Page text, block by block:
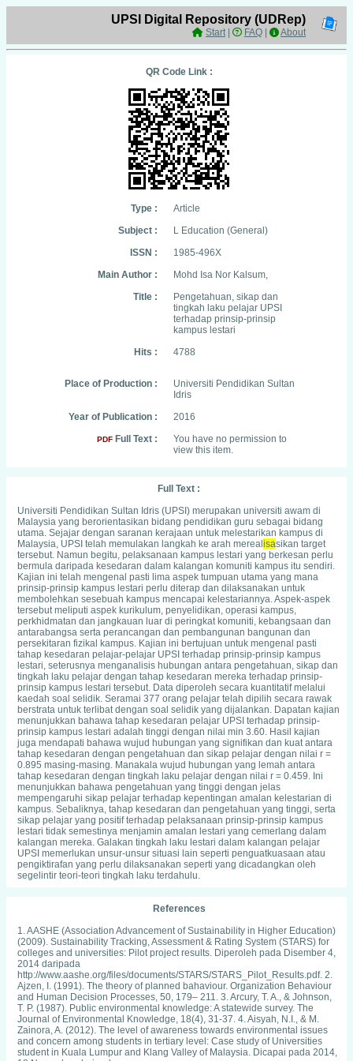
UPSI Digital Repository (UDRep)
Start| FAQ About
QR Code Link :
Type :
Article
Subject :
L Education (General)
ISSN :
1985-496X
Main Author :
Mohd Isa Nor Kalsum,
Title :
Pengetahuan, sikap dan
tingkah laku pelajar UPSI
terhadap prinsip-prinsip
kampus lestari
Hits :
4788
Place of Production :
Universiti Pendidikan Sultan
Idris
Year of Publication :
2016
PDF Full Text :
You have no permission to
view this item.
Full Text :
Universiti Pendidikan Sultan Idris (UPSI) merupakan universiti awam di
Malaysia yang berorientasikan bidang pendidikan guru sebagai bidang
utama. Sejajar dengan saranan kerajaan untuk melestarikan kampus di
Malaysia, UPSI telah memulakan langkah ke arah mereal isasikan target
tersebut. Namun begitu, pelaksanaan kampus lestari yang berkesan perlu
bermula daripada kesedaran dalam kalangan komuniti kampus itu sendiri.
Kajian ini telah mengenal pasti lima aspek tumpuan utama yang mana
prinsip-prinsip kampus lestari perlu diterap dan dilaksanakan untuk
membolehkan sesebuah kampus mencapai kelestariannya. Aspek-aspek
tersebut meliputi aspek kurikulum, penyelidikan, operasi kampus,
perkhidmatan dan jangkauan luar di peringkat komuniti, kebangsaan dan
antarabangsa serta perancangan dan pembangunan bangunan dan
persekitaran fizikal kampus. Kajian ini bertujuan untuk mengenal pasti
tahap kesedaran pelajar-pelajar UPSI terhadap prinsip-prinsip kampus
lestari, seterusnya menganalisis hubungan antara pengetahuan, sikap dan
tingkah laku pelajar dengan tahap kesedaran mereka terhadap prinsip-
prinsip kampus lestari tersebut. Data diperoleh secara kuantitatif melalui
kaedah soal selidik. Seramai 377 orang pelajar telah dipilih secara rawak
berstrata untuk terlibat dengan soal selidik yang dijalankan. Dapatan kajian
menunjukkan bahawa tahap kesedaran pelajar UPSI terhadap prinsip-
prinsip kampus lestari adalah tinggi dengan nilai min 3.60. Hasil kajian
juga mendapati bahawa wujud hubungan yang signifikan dan kuat antara
tahap kesedaran dengan pengetahuan dan sikap pelajar dengan nilai r =
0.895 masing-masing. Manakala wujud hubungan yang lemah antara
tahap kesedaran dengan tingkah laku pelajar dengan nilai r = 0.459. Ini
menunjukkan bahawa pengetahuan yang tinggi dengan jelas
mempengaruhi sikap pelajar terhadap kepentingan amalan kelestarian di
kampus. Sebaliknya, tahap kesedaran dan pengetahuan yang tinggi, serta
sikap pelajar yang positif terhadap pelaksanaan prinsip-prinsip kampus
lestari tidak semestinya menjamin amalan lestari yang cemerlang dalam
kalangan mereka. Galakan tingkah laku lestari dalam kalangan pelajar
UPSI memerlukan unsur-unsur situasi lain seperti penguatkuasaan atau
pengiktirafan yang perlu dilaksanakan seperti yang dicadangkan oleh
segelintir teori-teori tingkah laku terdahulu.
References
1. AASHE (Association Advancement of Sustainability in Higher Education)
(2009). Sustainability Tracking, Assessment & Rating System (STARS) for
colleges and universities: Pilot project results. Diperoleh pada Disember 4,
2014 daripada
http://www.aashe.org/files/documents/STARS/STARS_Pilot_Results.pdf. 2.
Ajzen, I. (1991). The theory of planned bahaviour. Organization Behaviour
and Human Decision Processes, 50, 179– 211. 3. Arcury, T. A., & Johnson,
T. P. (1987). Public environmental knowledge: A statewide survey. The
Journal of Environmental Knowledge, 18(4), 31-37. 4. Aisyah, N.I., & M.
Zainora, A. (2012). The level of awareness towards environmental issues
and concern among students in tertiary level: Case study of Universities
student in Kuala Lumpur and Klang Valley of Malaysia. Dicapai pada 2014,